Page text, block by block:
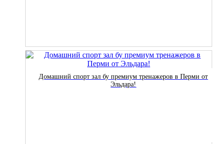
Домашний спорт зал бу премиум тренажеров в Перми от
Эльдара!